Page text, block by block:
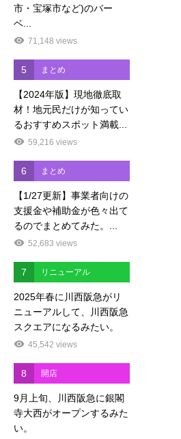
市・宝塚市など)のバー
ベ...
71,148 views
5 まとめ
【2024年版】現地徹底取
材！地元民だけが知ってい
るおすすめスポット満載...
59,216 views
6 まとめ
【1/27更新】事業者向けの
支援金や補助金が色々出て
るのでまとめてみた。...
52,683 views
7 リニューアル
2025年春に川西阪急がリ
ニューアルして、川西阪急
スクエアになるみたい。
45,542 views
8 開店
9月上旬、川西阪急に銀閣
寺大西がオープンするみた
い。